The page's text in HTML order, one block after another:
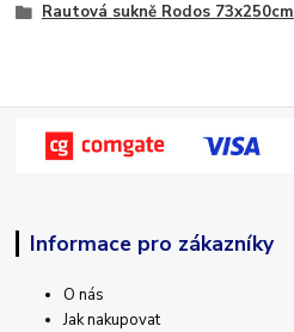
Rautová sukně Rodos 73x250cm
Informace pro zákazníky
O nás
Jak nakupovat